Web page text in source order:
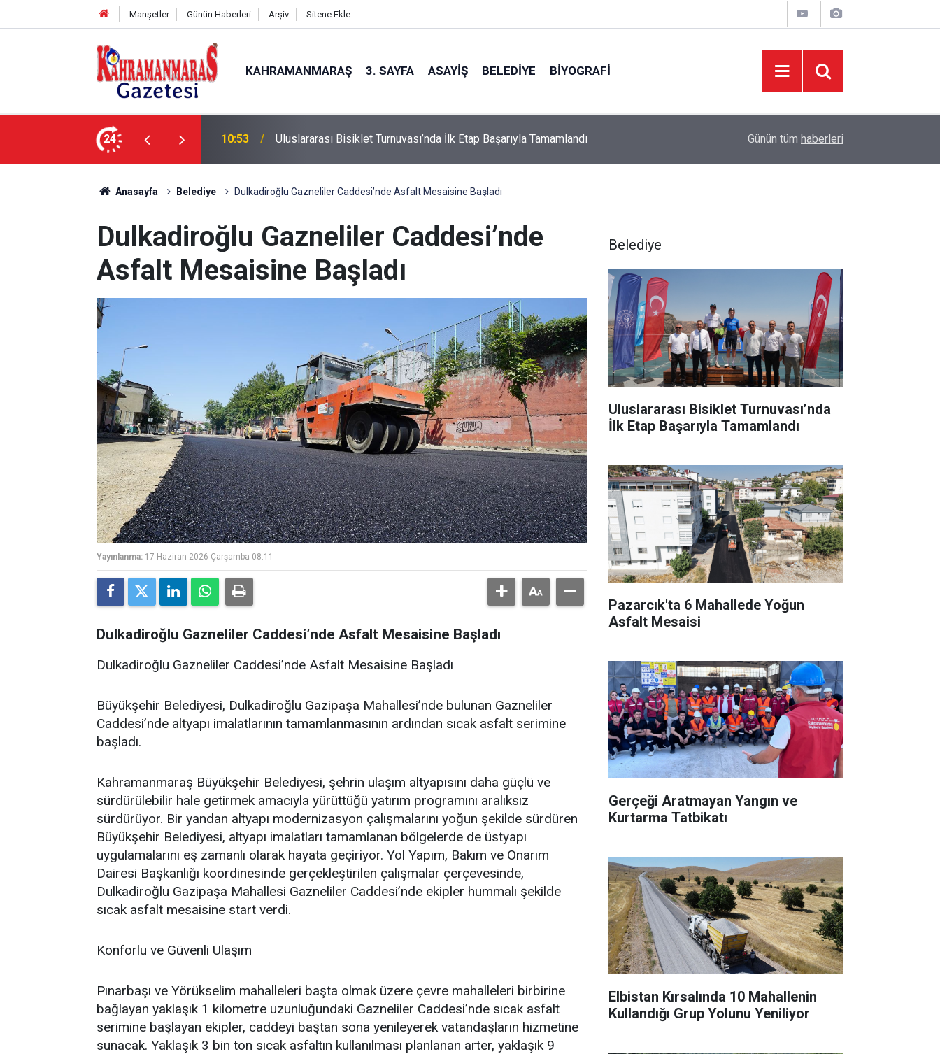
Manşetler Günün Haberleri Arşiv Sitene Ekle
KAHRAMANMARAŞ 3. SAYFA ASAYIŞ BELEDIYE BIYOGRAFI
24
İlk Etap Başarıyla Tamamlandı 10:09 Sonumuz Yakın mı? Sonumuz Yakın mı?
Günün tüm haberleri
Anasayfa Belediye Dulkadiroğlu Gazneliler Caddesi’nde Asfalt Mesaisine Başladı
Dulkadiroğlu Gazneliler Caddesi’nde
Asfalt Mesaisine Başladı
Yayınlanma: 17 Haziran 2026 Çarşamba 08:11
Dulkadiroğlu Gazneliler Caddesi’nde Asfalt Mesaisine Başladı
Dulkadiroğlu Gazneliler Caddesi’nde Asfalt Mesaisine Başladı
Büyükşehir Belediyesi, Dulkadiroğlu Gazipaşa Mahallesi’nde bulunan Gazneliler
Caddesi’nde altyapı imalatlarının tamamlanmasının ardından sıcak asfalt serimine
başladı.
Kahramanmaraş Büyükşehir Belediyesi, şehrin ulaşım altyapısını daha güçlü ve
sürdürülebilir hale getirmek amacıyla yürüttüğü yatırım programını aralıksız
sürdürüyor. Bir yandan altyapı modernizasyon çalışmalarını yoğun şekilde sürdüren
Büyükşehir Belediyesi, altyapı imalatları tamamlanan bölgelerde de üstyapı
uygulamalarını eş zamanlı olarak hayata geçiriyor. Yol Yapım, Bakım ve Onarım
Dairesi Başkanlığı koordinesinde gerçekleştirilen çalışmalar çerçevesinde,
Dulkadiroğlu Gazipaşa Mahallesi Gazneliler Caddesi’nde ekipler hummalı şekilde
sıcak asfalt mesaisine start verdi.
Konforlu ve Güvenli Ulaşım
Pınarbaşı ve Yörükselim mahalleleri başta olmak üzere çevre mahalleleri birbirine
bağlayan yaklaşık 1 kilometre uzunluğundaki Gazneliler Caddesi’nde sıcak asfalt
serimine başlayan ekipler, caddeyi baştan sona yenileyerek vatandaşların hizmetine
sunacak. Yaklaşık 3 bin ton sıcak asfaltın kullanılması planlanan arter, yaklaşık 9
Belediye
Uluslararası Bisiklet Turnuvası’nda
İlk Etap Başarıyla Tamamlandı
Pazarcık'ta 6 Mahallede Yoğun
Asfalt Mesaisi
Gerçeği Aratmayan Yangın ve
Kurtarma Tatbikatı
Elbistan Kırsalında 10 Mahallenin
Kullandığı Grup Yolunu Yeniliyor